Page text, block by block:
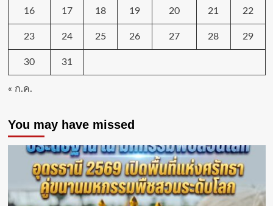
16 17 18 19 20 21 22
23 24 25 26 27 28 29
30 31
« ก.ค.
You may have missed